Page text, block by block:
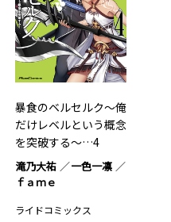
暴食のベルセルク～俺
だけレベルという概念
を突破する～…4
滝乃大祐
一色一凛
ｆａｍｅ
ライドコミックス